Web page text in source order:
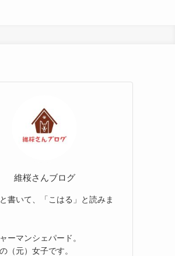
維桜さんブログ
と書いて、「こはる」と読みま
ーマンシェパード。
（元）女子です。